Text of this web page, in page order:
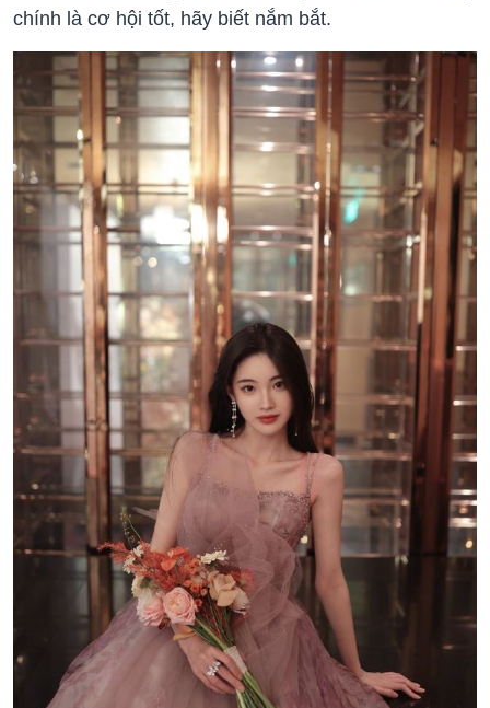
chính là cơ hội tốt, hãy biết nắm bắt.